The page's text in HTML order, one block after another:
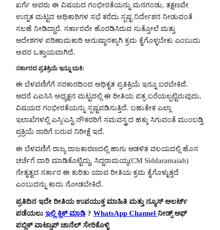
ಖರ್ಗೆ ಅವರು ಈ ವಿಷಯದ ಗಂಭೀರತೆಯನ್ನು ಮನಗಂಡು, ತಕ್ಷಣವೇ
ಉನ್ನತ ಮಟ್ಟದ ಅಧಿಕಾರಿಗಳ ಸಭೆ ಕರೆದು ಸ್ಪಷ್ಟ ನಿರ್ದೇಶನ ನೀಡುವಂತೆ
ಸಲಹೆ ನೀಡಿದ್ದಾರೆ. ಸರ್ಕಾರವೇ ಹೊರಡಿಸಿರುವ ಸುತ್ತೋಲೆ ಮತ್ತು
ಆದೇಶಗಳ ಪರಿಣಾಮಕಾರಿ ಅನುಷ್ಠಾನಕ್ಕಾಗಿ ಕ್ರಮ ಕೈಗೊಳ್ಳಬೇಕು ಎಂಬುದು
ಅವರ ಒತ್ತಾಯವಾಗಿದೆ.
ಸರ್ಕಾರದ ಪ್ರತಿಕ್ರಿಯೆ ಇನ್ನೂ ಬಾಕಿ:
ಈ ಬೆಳವಣಿಗೆಗೆ ಸರಕಾರದಿಂದ ಅಧಿಕೃತ ಪ್ರತಿಕ್ರಿಯೆ ಇನ್ನೂ ಬರಬೇಕಿದೆ.
ಆದರೆ ಎಐಸಿಸಿ ಅಧ್ಯಕ್ಷನ ಮಟ್ಟದಲ್ಲಿ ಈ ರೀತಿಯ ಪತ್ರ ಬರೆಯಲ್ಪಟ್ಟಿರುವುದು,
ವಿಷಯದ ಗಂಭೀರತೆಯನ್ನು ಸ್ಪಷ್ಟಪಡಿಸುತ್ತಿದೆ. ಬಹುತೇಕ ಎಲ್ಲಾ
ಇಲಾಖೆಗಳಲ್ಲಿ ಎಸ್ಸಿ/ಎಸ್ಟಿ ನೌಕರರಿಗೆ ಸಮವಸ್ತ್ರದ ಹಕ್ಕು ಸಿಗುವಂತೆ ಮುಂಬಡ್ತಿ
ಪ್ರಕ್ರಿಯೆ ಜಾರಿಗೆ ಬರುವ ನಿರೀಕ್ಷೆ ಇದೆ.
ಈ ಬೆಳವಣಿಗೆ ರಾಜ್ಯ ರಾಜಕಾರಣದಲ್ಲಿ ಹಾಗು ಆಡಳಿತ ವಲಯದಲ್ಲಿ ಹೊಸ
ಚರ್ಚೆಗೆ ದಾರಿ ಮಾಡಿಕೊಟ್ಟಿದ್ದು, ಸಿದ್ದರಾಮಯ್ಯ(CM Siddaramaiah)
ನೇತೃತ್ವದ ಸರ್ಕಾರ ಈ ಕುರಿತು ಯಾವ ರೀತಿಯ ಕ್ರಮ ಕೈಗೊಳ್ಳುತ್ತದೆ
ಎಂಬುದನ್ನು ಕಾದು ನೋಡಬೇಕಿದೆ.
ಪ್ರತಿದಿನ ಇದೇ ರೀತಿಯ ಉಪಯುಕ್ತ ಮಾಹಿತಿ ಮತ್ತು ನ್ಯೂಸ್ ಅಲರ್ಟ್
ಪಡೆಯಲು ಇಲ್ಲಿ ಕ್ಲಿಕ್ ಮಾಡಿ ? WhatsApp Channel ನೀಡ್ಸ್ ಆಫ್
ಪಬ್ಲಿಕ್ ವಾಟ್ಸಾಪ್ ಚಾನೆಲ್ ಸೇರಿಕೊಳ್ಳಿ